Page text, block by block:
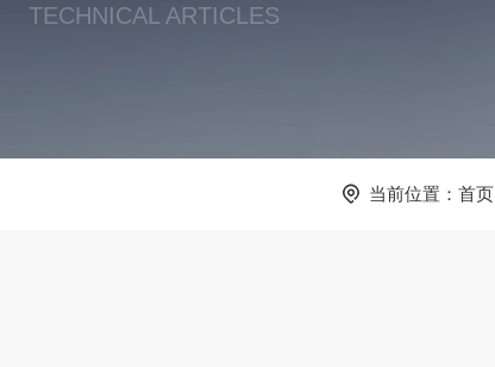
TECHNICAL ARTICLES
当前位置： 首页